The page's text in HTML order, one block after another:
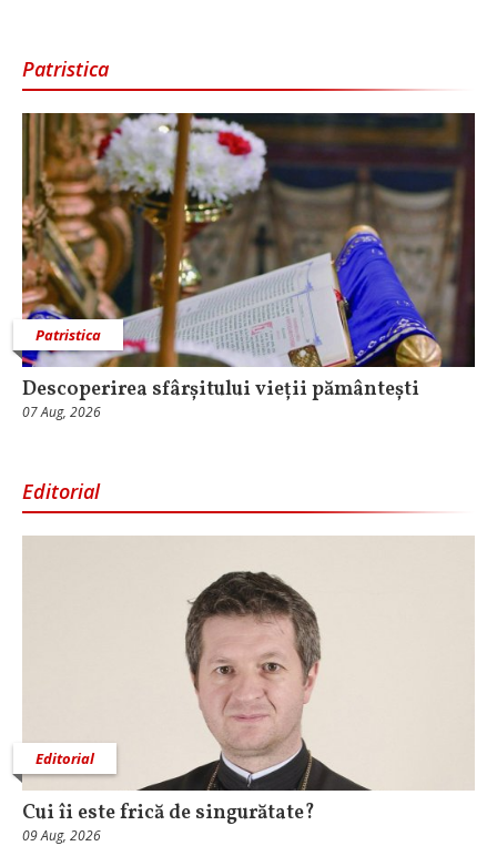
Patristica
Patristica
Descoperirea sfârșitului vieții pământești
07 Aug, 2026
Editorial
Editorial
Cui îi este frică de singurătate?
09 Aug, 2026